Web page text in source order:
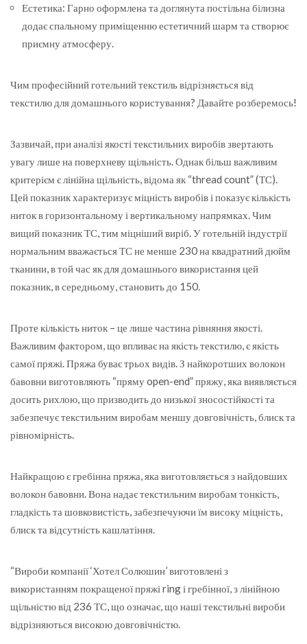
Естетика: Гарно оформлена та доглянута постільна білизна
додає спальному приміщенню естетичний шарм та створює
приємну атмосферу.
Чим професійний готельний текстиль відрізняється від
текстилю для домашнього користування? Давайте розберемось!
Зазвичай, при аналізі якості текстильних виробів звертають
увагу лише на поверхневу щільність. Однак більш важливим
критерієм є лінійна щільність, відома як “thread count” (ТС).
Цей показник характеризує міцність виробів і показує кількість
ниток в горизонтальному і вертикальному напрямках. Чим
вищий показник ТС, тим міцніший виріб. У готельній індустрії
нормальним вважається ТС не менше 230 на квадратний дюйм
тканини, в той час як для домашнього використання цей
показник, в середньому, становить до 150.
Проте кількість ниток – це лише частина рівняння якості.
Важливим фактором, що впливає на якість текстилю, є якість
самої пряжі. Пряжа буває трьох видів. З найкоротших волокон
бавовни виготовляють “пряму open-end” пряжу, яка виявляється
досить рихлою, що призводить до низької зносостійкості та
забезпечує текстильним виробам меншу довговічність, блиск та
рівномірність.
Найкращою є гребінна пряжа, яка виготовляється з найдовших
волокон бавовни. Вона надає текстильним виробам тонкість,
гладкість та шовковистість, забезпечуючи їм високу міцність,
блиск та відсутність кашлатіння.
“Вироби компанії ‘Хотел Солюшин’ виготовлені з
використанням покращеної пряжі ring і гребінної, з лінійною
щільністю від 236 ТС, що означає, що наші текстильні вироби
відрізняються високою довговічністю.